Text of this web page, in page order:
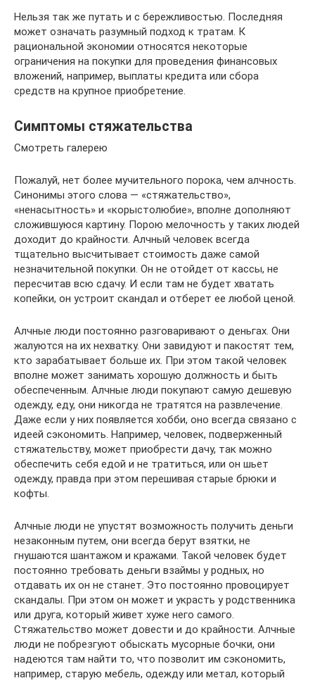
Нельзя так же путать и с бережливостью. Последняя
может означать разумный подход к тратам. К
рациональной экономии относятся некоторые
ограничения на покупки для проведения финансовых
вложений, например, выплаты кредита или сбора
средств на крупное приобретение.
Симптомы стяжательства
Смотреть галерею
Пожалуй, нет более мучительного порока, чем алчность.
Синонимы этого слова — «стяжательство»,
«ненасытность» и «корыстолюбие», вполне дополняют
сложившуюся картину. Порою мелочность у таких людей
доходит до крайности. Алчный человек всегда
тщательно высчитывает стоимость даже самой
незначительной покупки. Он не отойдет от кассы, не
пересчитав всю сдачу. И если там не будет хватать
копейки, он устроит скандал и отберет ее любой ценой.
Алчные люди постоянно разговаривают о деньгах. Они
жалуются на их нехватку. Они завидуют и пакостят тем,
кто зарабатывает больше их. При этом такой человек
вполне может занимать хорошую должность и быть
обеспеченным. Алчные люди покупают самую дешевую
одежду, еду, они никогда не тратятся на развлечение.
Даже если у них появляется хобби, оно всегда связано с
идеей сэкономить. Например, человек, подверженный
стяжательству, может приобрести дачу, так можно
обеспечить себя едой и не тратиться, или он шьет
одежду, правда при этом перешивая старые брюки и
кофты.
Алчные люди не упустят возможность получить деньги
незаконным путем, они всегда берут взятки, не
гнушаются шантажом и кражами. Такой человек будет
постоянно требовать деньги взаймы у родных, но
отдавать их он не станет. Это постоянно провоцирует
скандалы. При этом он может и украсть у родственника
или друга, который живет хуже него самого.
Стяжательство может довести и до крайности. Алчные
люди не побрезгуют обыскать мусорные бочки, они
надеются там найти то, что позволит им сэкономить,
например, старую мебель, одежду или метал, который